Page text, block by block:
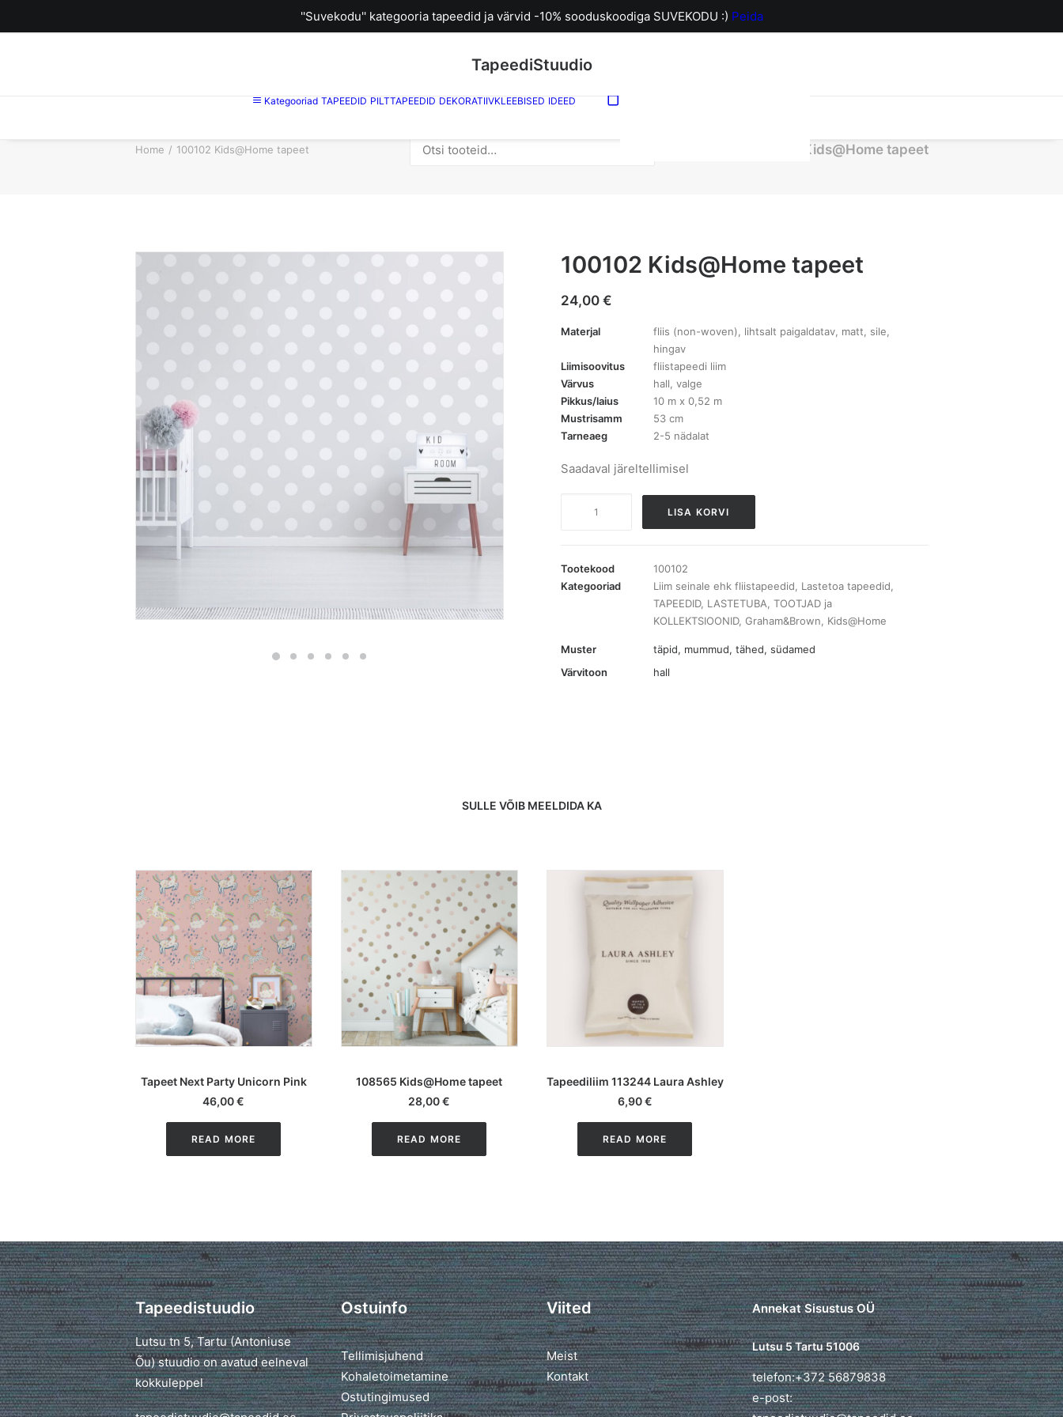
''Suvekodu'' kategooria tapeedid ja värvid -10% sooduskoodiga SUVEKODU :) Peida
TapeediStuudio
Kategooriad TAPEEDID PILTTAPEEDID DEKORATIIVKLEEBISED IDEED
Home 100102 Kids@Home tapeet 100102 Kids@Home tapeet
100102 Kids@Home tapeet
24,00 €
Materjal
fliis (non-woven), lihtsalt paigaldatav, matt, sile,
hingav
Liimisoovitus
fliistapeedi liim
Värvus
hall, valge
Pikkus/laius
10 m x 0,52 m
Mustrisamm
53 cm
Tarneaeg
2-5 nädalat
Saadaval järeltellimisel
kogus
LISA KORVI
Tootekood
100102
Kategooriad
Liim seinale ehk fliistapeedid Lastetoa tapeedid
TAPEEDID, LASTETUBA TOOTJAD ja
KOLLEKTSIOONID, Graham&Brown Kids@Home
Muster
täpid, mummud, tähed, südamed
Värvitoon
hall
SULLE VÕIB MEELDIDA KA
Tapeet Next Party Unicorn Pink
46,00€
READ MORE
108565 Kids@Home tapeet
28,00€
READ MORE
Tapeediliim 113244 Laura Ashley
6,90€
READ MORE
Tapeedistuudio
Lutsu tn 5, Tartu (Antoniuse
Õu) stuudio on avatud eelneval
kokkuleppel
Ostuinfo
Tellimisjuhend
Kohaletoimetamine
Ostutingimused
Viited
Meist
Kontakt
Annekat Sisustus OÜ
Lutsu 5 Tartu 51006
telefon:+372 56879838
e-post: